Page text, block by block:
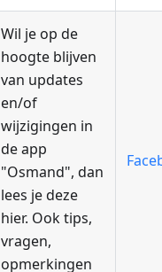
Wil je op de
hoogte blijven
van updates
en/of
wijzigingen in
de app
"Osmand", dan
lees je deze
hier. Ook tips,
vragen,
opmerkingen